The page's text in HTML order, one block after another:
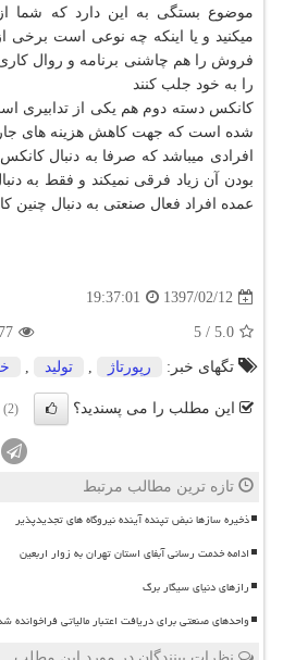
موضوع بستگی به این دارد که شما
میکنید و یا اینکه چه نوعی است
فروش را هم چاشنی برنامه و روال کاری
را به خود جلب کنند
کانکس دسته دوم هم یکی از تدابیری
شده است که جهت کاهش هزینه های
افرادی میباشد که صرفا به دنبال کانکس
بودن آن زیاد فرقی نمیکند و فقط به
عمده افراد فعال صنعتی به دنبال چنین
1397/02/12
19:37:01
5.0
/
5
تگهای خبر: رپورتاژ , تولید ,
این مطلب را می پسندید؟ (2)
تازه ترین مطالب مرتبط
ذخیره سازها نبض تپنده آینده نیروگاه های تجدیدپذیر
ادامه خدمت رسانی آبفای استان تهران به زوار اربعین
رازهای دنیای سیگار برگ
واحدهای صنعتی برای دریافت اعتبار مالیاتی فراخوانده